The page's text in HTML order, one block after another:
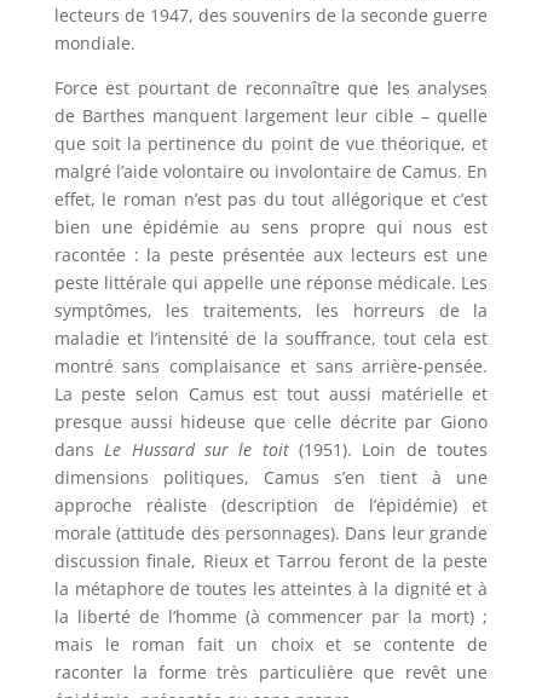
lecteurs de 1947, des souvenirs de la seconde guerre
mondiale.
Force est pourtant de reconnaître que les analyses
de Barthes manquent largement leur cible – quelle
que soit la pertinence du point de vue théorique, et
malgré l’aide volontaire ou involontaire de Camus. En
effet, le roman n’est pas du tout allégorique et c’est
bien une épidémie au sens propre qui nous est
racontée : la peste présentée aux lecteurs est une
peste littérale qui appelle une réponse médicale. Les
symptômes, les traitements, les horreurs de la
maladie et l’intensité de la souffrance, tout cela est
montré sans complaisance et sans arrière-pensée.
La peste selon Camus est tout aussi matérielle et
presque aussi hideuse que celle décrite par Giono
dansLe Hussard sur le toit(1951). Loin de toutes
dimensions politiques, Camus s’en tient à une
approche réaliste (description de l’épidémie) et
morale (attitude des personnages). Dans leur grande
discussion finale, Rieux et Tarrou feront de la peste
la métaphore de toutes les atteintes à la dignité et à
la liberté de l’homme (à commencer par la mort) ;
mais le roman fait un choix et se contente de
raconter la forme très particulière que revêt une